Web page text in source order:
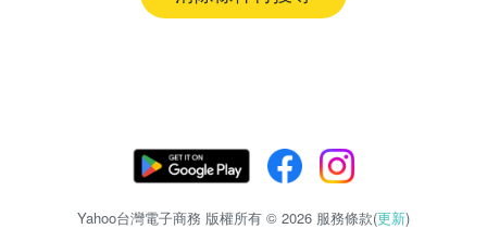
Yahoo台灣電子商務 版權所有 © 2026 服務條款(更新)